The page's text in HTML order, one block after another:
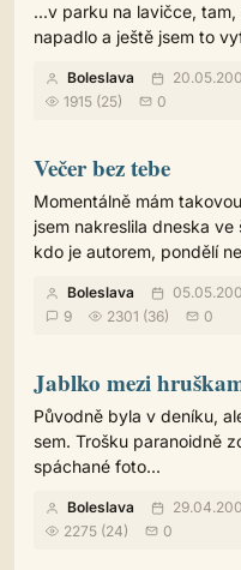
...v parku na lavičce,
napadlo a ještě jsem to
Boleslava
1915 (25)
0
Večer bez tebe
Momentálně mám
jsem nakreslila dneska
kdo je autorem, pondělí
Boleslava
9
2301 (36) 0
Jablko mezi
Původně byla v deníku,
sem. Trošku paranoidně
spáchané foto...
Boleslava
2275 (24)
0